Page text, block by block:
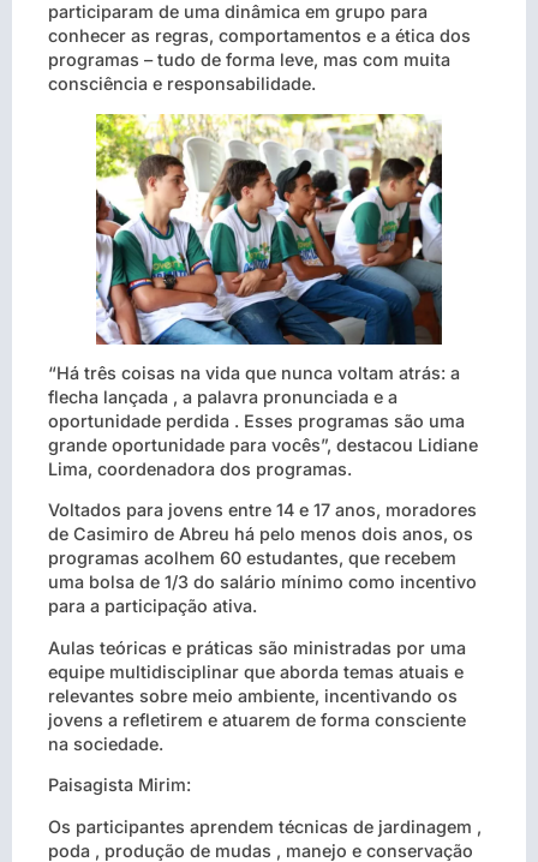
participaram de uma dinâmica em grupo para
conhecer as regras, comportamentos e a ética dos
programas – tudo de forma leve, mas com muita
consciência e responsabilidade.
“Há três coisas na vida que nunca voltam atrás: a
flecha lançada , a palavra pronunciada e a
oportunidade perdida . Esses programas são uma
grande oportunidade para vocês”, destacou Lidiane
Lima, coordenadora dos programas.
Voltados para jovens entre 14 e 17 anos, moradores
de Casimiro de Abreu há pelo menos dois anos, os
programas acolhem 60 estudantes, que recebem
uma bolsa de 1/3 do salário mínimo como incentivo
para a participação ativa.
Aulas teóricas e práticas são ministradas por uma
equipe multidisciplinar que aborda temas atuais e
relevantes sobre meio ambiente, incentivando os
jovens a refletirem e atuarem de forma consciente
na sociedade.
Paisagista Mirim:
Os participantes aprendem técnicas de jardinagem ,
poda , produção de mudas , manejo e conservação